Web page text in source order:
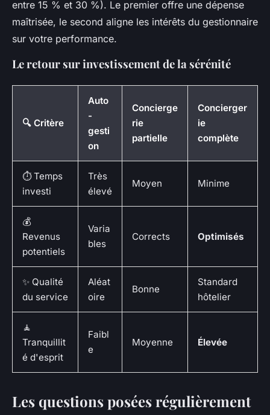
entre 15 % et 30 %). Le premier offre une dépense
maîtrisée, le second aligne les intérêts du gestionnaire
sur votre performance.
Le retour sur investissement de la sérénité
🔍 Critère
Auto
-
gesti
on
Concierge
rie
partielle
Concierger
ie
complète
⏱️ Temps
investi
Très
élevé
Moyen Minime
💰
Revenus
potentiels
Varia
bles
Corrects Optimisés
✨ Qualité
du service
Aléat
oire
Bonne
Standard
hôtelier
🧘
Tranquillit
é d'esprit
Faibl
e
Moyenne Élevée
Les questions posées régulièrement